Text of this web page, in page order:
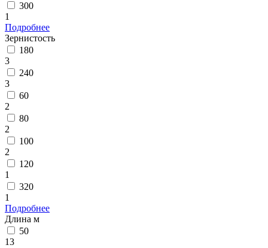
300
1
Подробнее
Зернистость
180
3
240
3
60
2
80
2
100
2
120
1
320
1
Подробнее
Длина м
50
13